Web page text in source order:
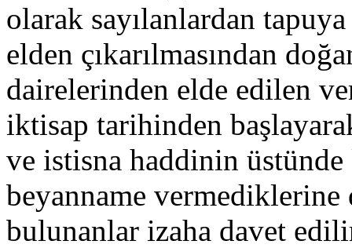
olarak sayılanlardan
elden çıkarılmasından
dairelerinden elde edilen
iktisap tarihinden
ve istisna haddinin
beyanname vermediklerine
bulunanlar izaha davet